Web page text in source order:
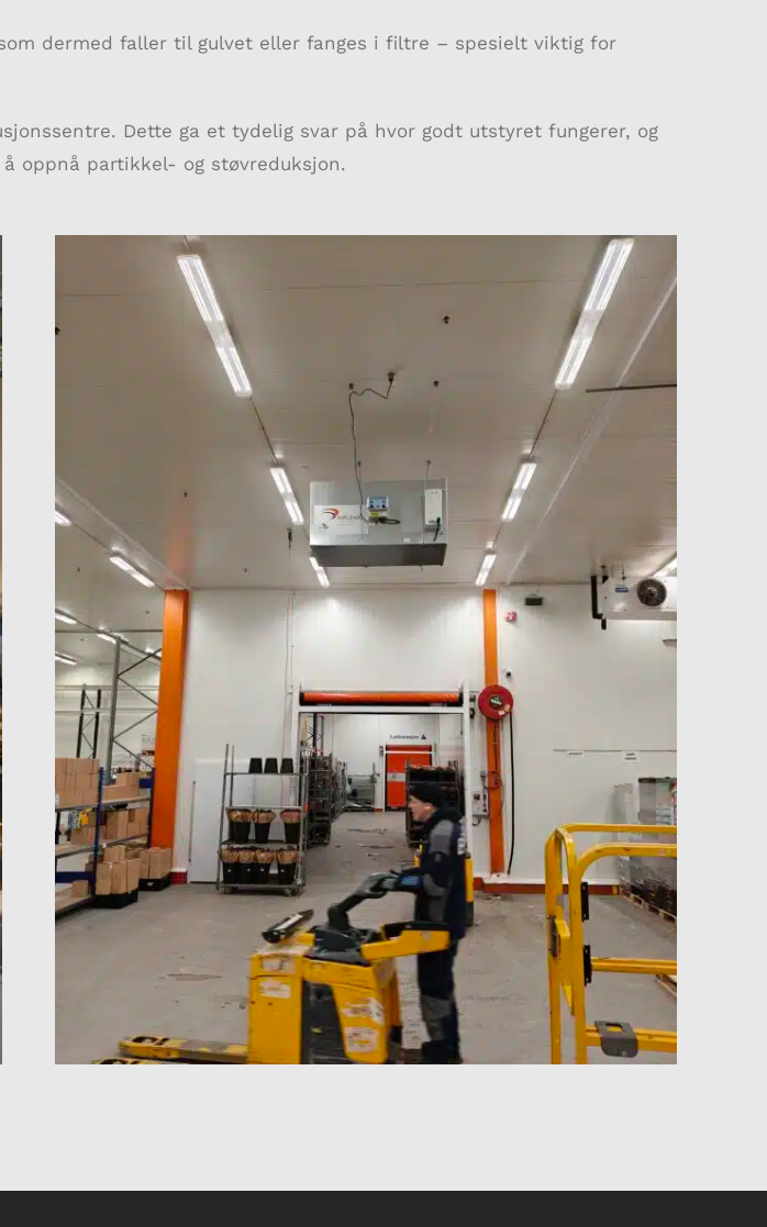
dermed faller til gulvet eller fanges i filtre – spesielt viktig for
Dette ga et tydelig svar på hvor godt utstyret fungerer, og
oppnå partikkel- og støvreduksjon.